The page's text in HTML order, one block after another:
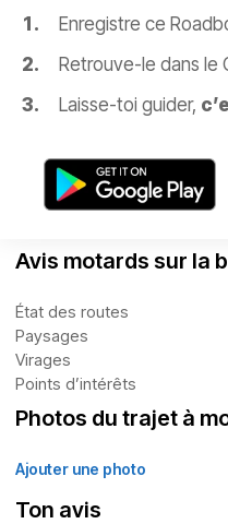
Enregistre ce
Retrouve-le dans le
Laisse-toi guider,
Avis motards sur la
État des routes
Paysages
Virages
Points d’intérêts
Photos du trajet à
Ajouter une photo
Ton avis